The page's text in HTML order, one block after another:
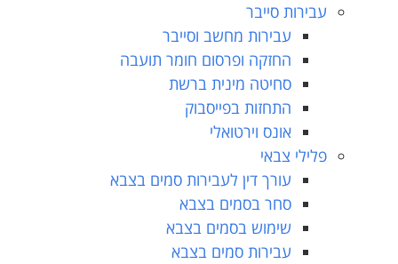
עבירות סייבר
עבירות מחשב וסייבר
החזקה ופרסום חומר תועבה
סחיטה מינית ברשת
התחזות בפייסבוק
אונס וירטואלי
פלילי צבאי
עורך דין לעבירות סמים בצבא
סחר בסמים בצבא
שימוש בסמים בצבא
עבירות סמים בצבא